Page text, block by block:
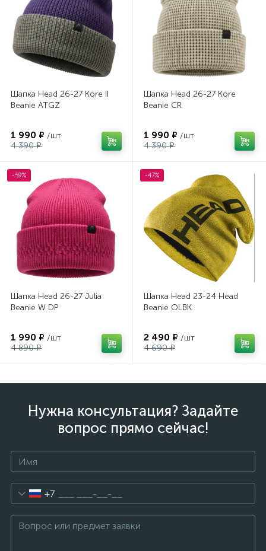
Шапка Head 26-27 Kore II
Beanie ATGZ
1 990 ₽ /шт
4 390 ₽
Шапка Head 26-27 Kore
Beanie CR
1 990 ₽ /шт
4 390 ₽
-59%
Шапка Head 26-27 Julia
Beanie W DP
1 990 ₽ /шт
4 890 ₽
-47%
Шапка Head 23-24 Head
Beanie OLBK
2 490 ₽ /шт
4 690 ₽
Нужна консультация? Задайте
вопрос прямо сейчас!
+7